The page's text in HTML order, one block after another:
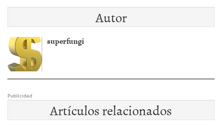
Autor
superfungi
Publicidad
Artículos relacionados